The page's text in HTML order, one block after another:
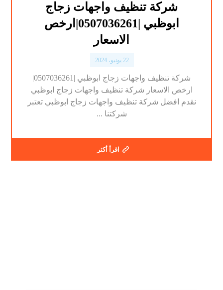
شركة تنظيف واجهات زجاج
ابوظبي |0507036261|ارخص
الاسعار
22 يونيو، 2024
شركة تنظيف واجهات زجاج ابوظبي |0507036261|
ارخص الاسعار شركة تنظيف واجهات زجاج ابوظبي
نقدم افضل شركة تنظيف واجهات زجاج ابوظبي تعتبر
شركتنا ...
اقرأ أكثر